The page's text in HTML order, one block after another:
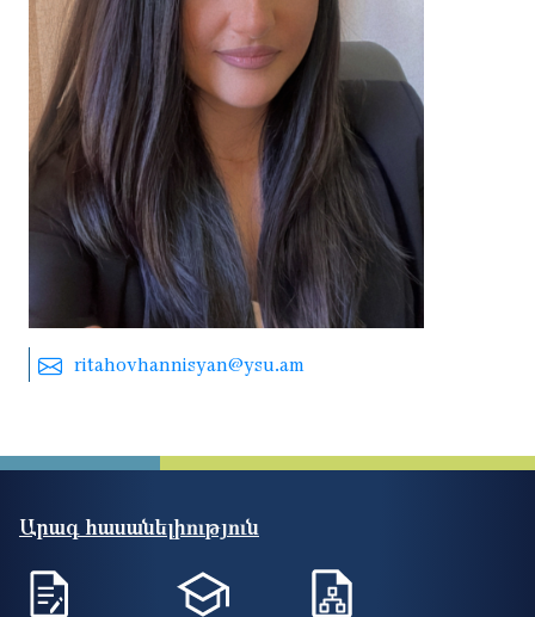
ritahovhannisyan@ysu.am
Արագ հասանելիություն